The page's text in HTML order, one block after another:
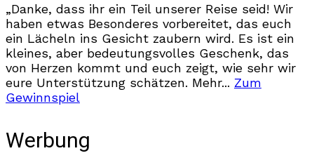
„Danke, dass ihr ein Teil unserer Reise seid! Wir
haben etwas Besonderes vorbereitet, das euch
ein Lächeln ins Gesicht zaubern wird. Es ist ein
kleines, aber bedeutungsvolles Geschenk, das
von Herzen kommt und euch zeigt, wie sehr wir
eure Unterstützung schätzen. Mehr... Zum
Gewinnspiel
Werbung